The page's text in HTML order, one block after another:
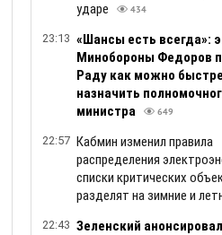
ударе
434
23:13 «Шансы есть всегда»:
Минобороны Федоров
Раду как можно
назначить
министра
649
22:57 Кабмин изменил правила
распределения
списки критических
разделят на зимние и
22:43 Зеленский анонсировал